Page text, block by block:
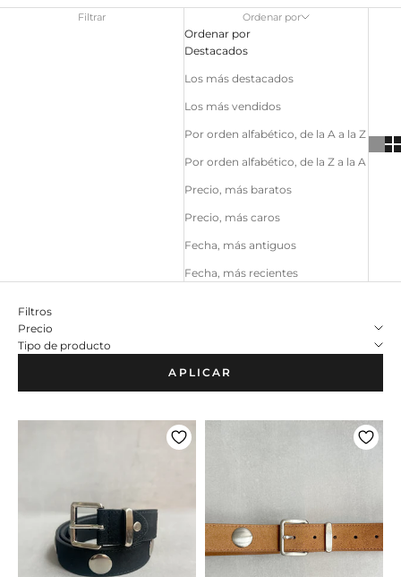
Filtrar Ordenar por
Ordenar por
Destacados
Los más destacados
Los más vendidos
Por orden alfabético, de la A a la Z
Por orden alfabético, de la Z a la A
Precio, más baratos
Precio, más caros
Fecha, más antiguos
Fecha, más recientes
Filtros
Precio
Tipo de producto
APLICAR